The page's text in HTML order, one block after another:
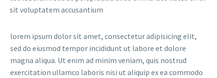
sit voluptatem accusantium
lorem ipsum dolor sit amet, consectetur adipisicing elit,
sed do eiusmod tempor incididunt ut labore et dolore
magna aliqua. Ut enim ad minim veniam, quis nostrud
exercitation ullamco laboris nisi ut aliquip ex ea commodo